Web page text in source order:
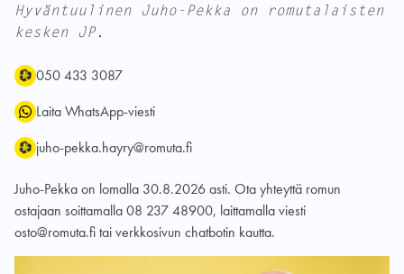
Hyväntuulinen Juho-Pekka on romutalaisten
kesken JP.
Puhelin:050 433 3087
WhatsApp:
Laita WhatsApp-viesti
Sähköposti:
juho-pekka.hayry@romuta.fi
Juho-Pekka on lomalla 30.8.2026 asti. Ota yhteyttä romun
ostajaan soittamalla 08 237 48900, laittamalla viesti
osto@romuta.fi tai verkkosivun chatbotin kautta.